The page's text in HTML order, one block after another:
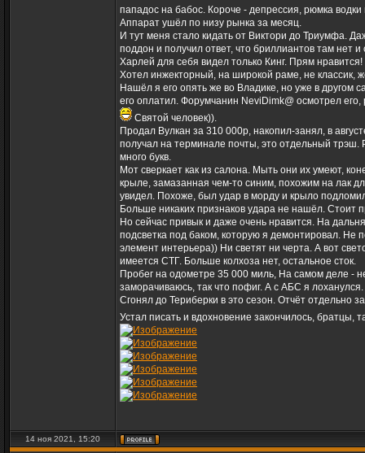
пападос на бабос. Короче - депрессия, рюмка
Аппарат ушёл по низу рынка за месяц.
И тут меня стало кидать от Виктори до Триумфа.
поддон и получил ответ, что бриллиантов там нет
Харлей для себя видел только Кинг. Прям
Хотел инжекторный, на широкой раме, не классик,
Нашёл я его опять же во Владике, но уже в другом
его оплатил. Форумчанин NeviDimk@ осмотрел
Святой человек)).
Продал Вулкан за 310 000р, накопил-занял, в
получал на терминале почты, это отдельный трэш.
много букв.
Мот сверкает как из салона. Мыть они их умеют,
крыле, замазанная чем-то синим, похожим на лак
увидел. Похоже, был удар в морду и крыло
Больше никаких признаков удара не нашёл.
Но сейчас привык и даже очень нравится. На
подсветка под баком, которую я демонтировал. Не
элемент интерьера)) Ни светят ни черта. А вот
имеется СТГ. Больше колхоза нет, остальное сток.
Пробег на одометре 35 000 миль, На самом деле -
заморачиваюсь, так что пофиг. А с АБС я
Сгонял до Териберки в это сезон. Отчёт отдельно
Устал писать и вдохновение закончилось, братцы,
14 ноя 2021, 15:20